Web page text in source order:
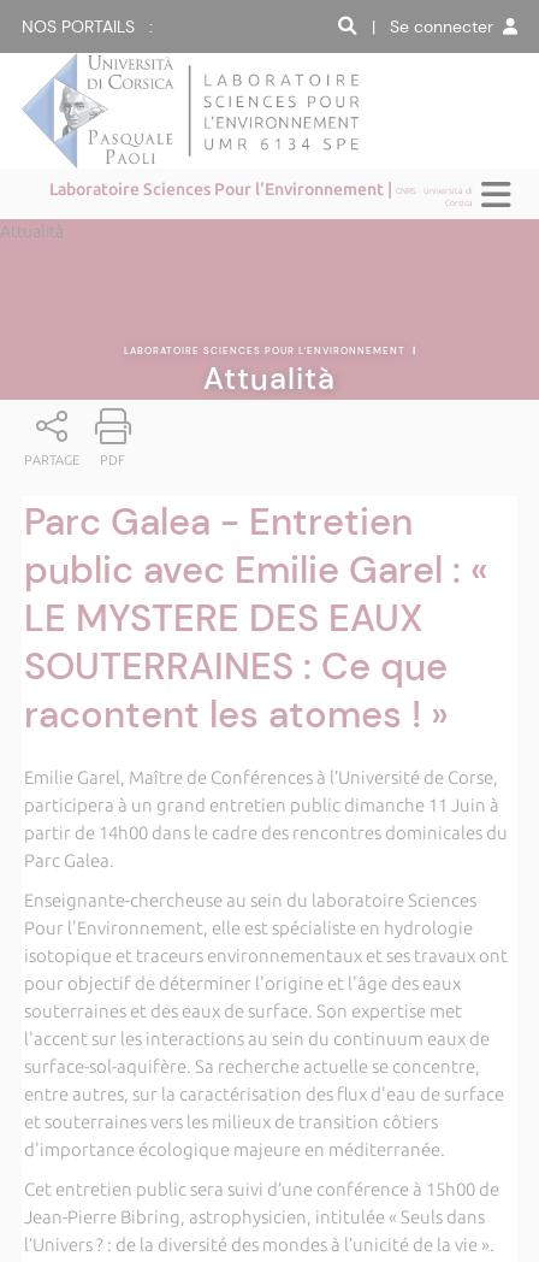
NOS PORTAILS : | Se connecter
Laboratoire Sciences Pour l'Environnement |CNRS - Università di
Corsica
Attualità
LABORATOIRE SCIENCES POUR L'ENVIRONNEMENT |
Attualità
PARTAGE PDF
Parc Galea - Entretien
public avec Emilie Garel : «
LE MYSTERE DES EAUX
SOUTERRAINES : Ce que
racontent les atomes ! »
Emilie Garel, Maître de Conférences à l’Université de Corse,
participera à un grand entretien public dimanche 11 Juin à
partir de 14h00 dans le cadre des rencontres dominicales du
Parc Galea.
Enseignante-chercheuse au sein du laboratoire Sciences
Pour l'Environnement, elle est spécialiste en hydrologie
isotopique et traceurs environnementaux et ses travaux ont
pour objectif de déterminer l'origine et l'âge des eaux
souterraines et des eaux de surface. Son expertise met
l'accent sur les interactions au sein du continuum eaux de
surface-sol-aquifère. Sa recherche actuelle se concentre,
entre autres, sur la caractérisation des flux d'eau de surface
et souterraines vers les milieux de transition côtiers
d'importance écologique majeure en méditerranée.
Cet entretien public sera suivi d’une conférence à 15h00 de
Jean-Pierre Bibring, astrophysicien, intitulée « Seuls dans
l’Univers ? : de la diversité des mondes à l’unicité de la vie ».